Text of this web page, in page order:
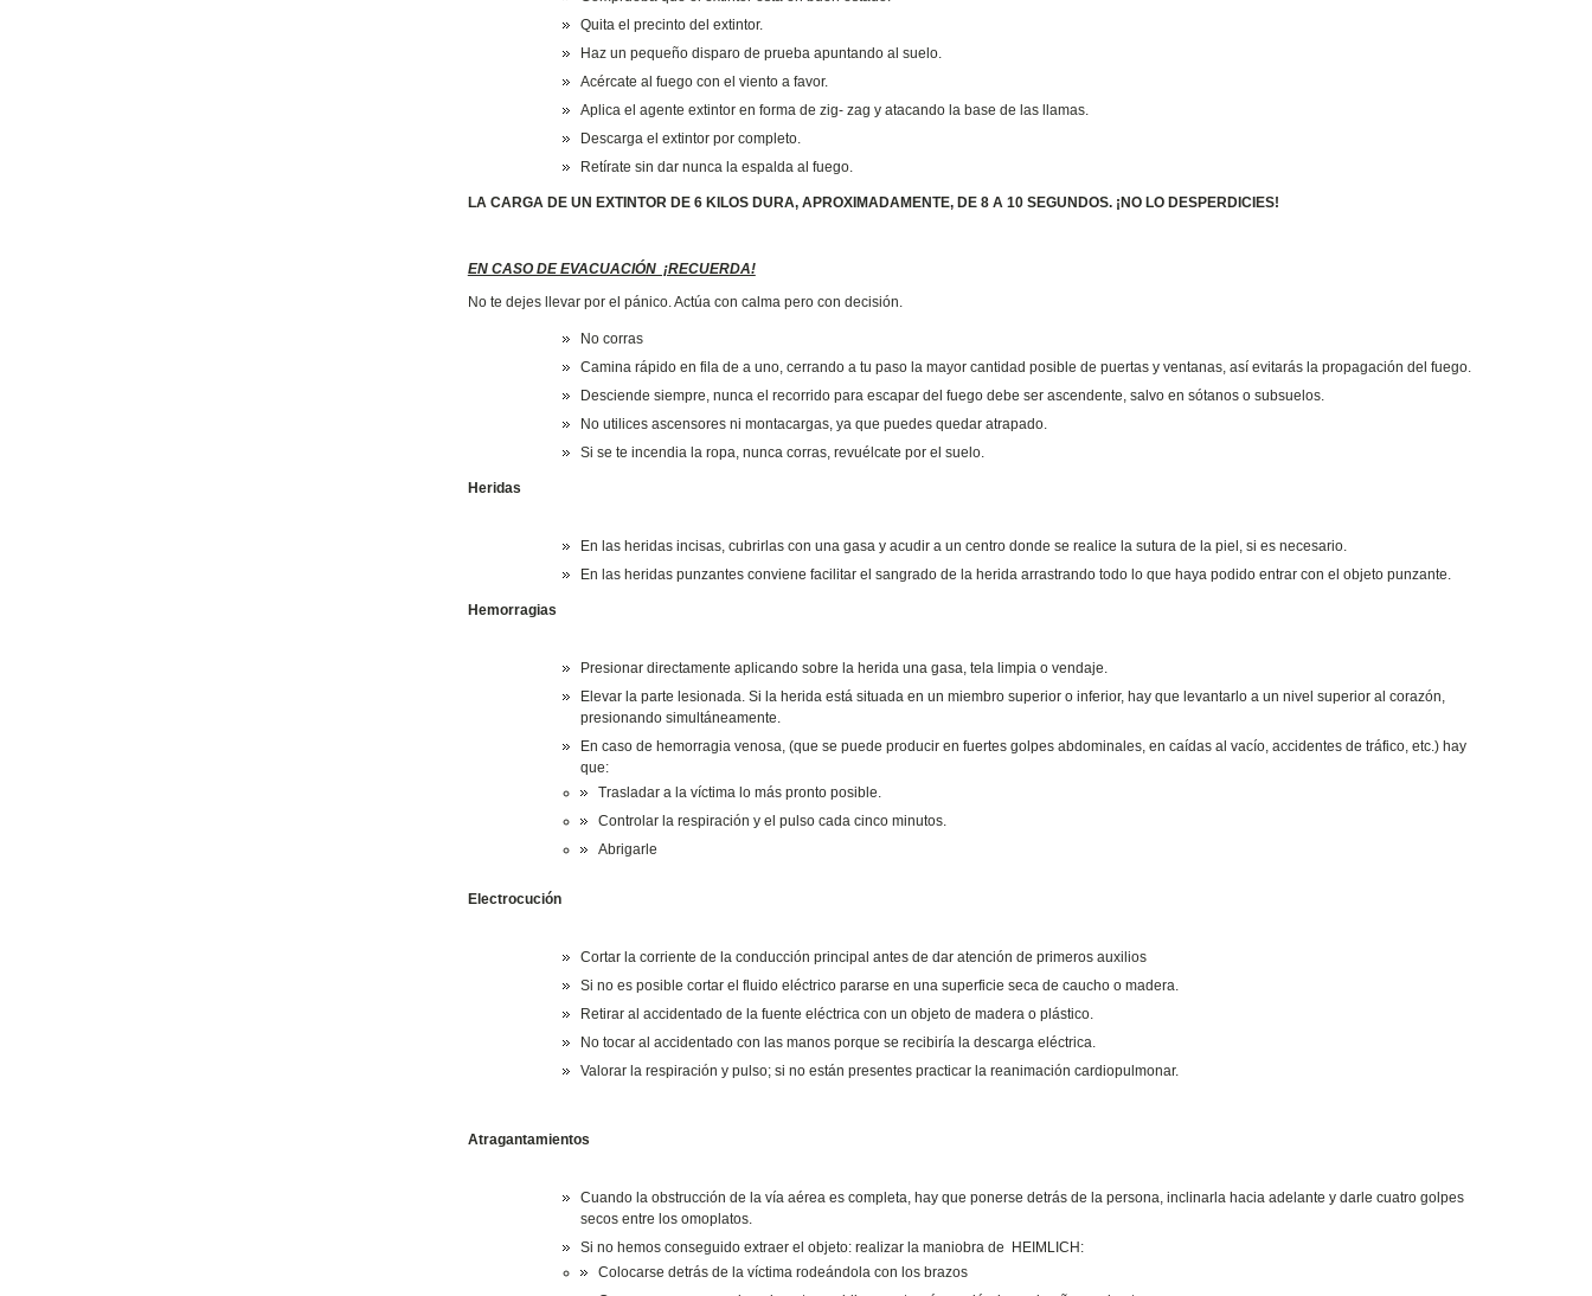
Quita el precinto del extintor.
Haz un pequeño disparo de prueba apuntando al suelo.
Acércate al fuego con el viento a favor.
Aplica el agente extintor en forma de zig- zag y atacando la base de las llamas.
Descarga el extintor por completo.
Retírate sin dar nunca la espalda al fuego.
LA CARGA DE UN EXTINTOR DE 6 KILOS DURA, APROXIMADAMENTE, DE 8 A 10 SEGUNDOS. ¡NO LO DESPERDICIES!
EN CASO DE EVACUACIÓN ¡RECUERDA!
No te dejes llevar por el pánico. Actúa con calma pero con decisión.
No corras
Camina rápido en fila de a uno, cerrando a tu paso la mayor cantidad posible de puertas y ventanas, así evitarás la propagación del fuego.
Desciende siempre, nunca el recorrido para escapar del fuego debe ser ascendente, salvo en sótanos o subsuelos.
No utilices ascensores ni montacargas, ya que puedes quedar atrapado.
Si se te incendia la ropa, nunca corras, revuélcate por el suelo.
Heridas
En las heridas incisas, cubrirlas con una gasa y acudir a un centro donde se realice la sutura de la piel, si es necesario.
En las heridas punzantes conviene facilitar el sangrado de la herida arrastrando todo lo que haya podido entrar con el objeto punzante.
Hemorragias
Presionar directamente aplicando sobre la herida una gasa, tela limpia o vendaje.
Elevar la parte lesionada. Si la herida está situada en un miembro superior o inferior, hay que levantarlo a un nivel superior al corazón,
presionando simultáneamente.
En caso de hemorragia venosa, (que se puede producir en fuertes golpes abdominales, en caídas al vacío, accidentes de tráfico, etc.) hay
que:
Trasladar a la víctima lo más pronto posible.
Controlar la respiración y el pulso cada cinco minutos.
Abrigarle
Electrocución
Cortar la corriente de la conducción principal antes de dar atención de primeros auxilios
Si no es posible cortar el fluido eléctrico pararse en una superficie seca de caucho o madera.
Retirar al accidentado de la fuente eléctrica con un objeto de madera o plástico.
No tocar al accidentado con las manos porque se recibiría la descarga eléctrica.
Valorar la respiración y pulso; si no están presentes practicar la reanimación cardiopulmonar.
Atragantamientos
Cuando la obstrucción de la vía aérea es completa, hay que ponerse detrás de la persona, inclinarla hacia adelante y darle cuatro golpes
secos entre los omoplatos.
Si no hemos conseguido extraer el objeto: realizar la maniobra de HEIMLICH:
Colocarse detrás de la víctima rodeándola con los brazos